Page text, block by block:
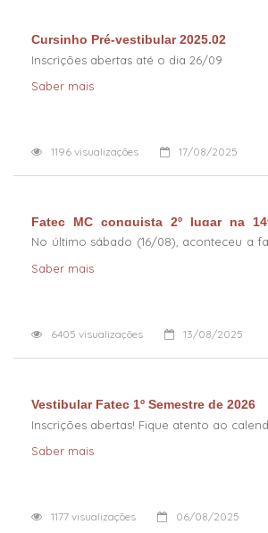
Cursinho Pré-vestibular 2025.02
Inscrições abertas até o dia 26/09
Saber mais
1196 visualizações 17/08/2025
Fatec MC conquista 2º lugar na
Maratona de Programação InterFatecs
No último sábado (16/08), aconteceu a
realizada na Fatec Ferraz de Vasconcelos.
Saber mais
6405 visualizações 13/08/2025
Vestibular Fatec 1º Semestre de 2026
Inscrições abertas! Fique atento ao
Saber mais
1177 visualizações 06/08/2025